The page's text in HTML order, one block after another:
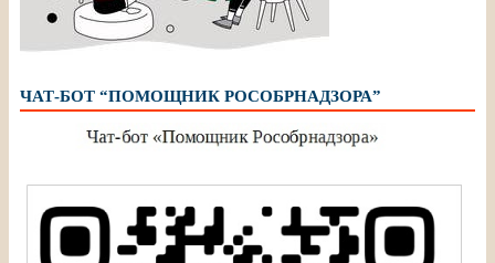
ЧАТ-БОТ “ПОМОЩНИК РОСОБРНАДЗОРА”